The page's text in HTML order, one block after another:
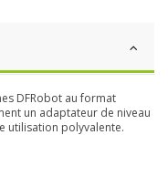
DFRobot au format
un adaptateur de niveau
utilisation polyvalente.